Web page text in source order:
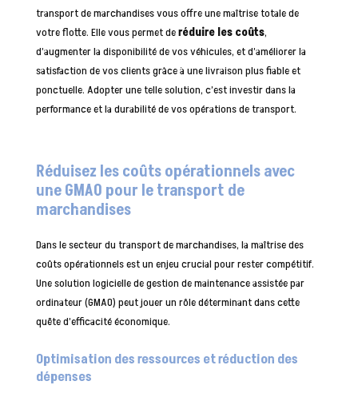
transport de marchandises vous offre une maîtrise totale de
votre flotte. Elle vous permet deréduire les coûts,
d’augmenter la disponibilité de vos véhicules, et d’améliorer la
satisfaction de vos clients grâce à une livraison plus fiable et
ponctuelle. Adopter une telle solution, c’est investir dans la
performance et la durabilité de vos opérations de transport.
Réduisez les coûts opérationnels avec
une GMAO pour le transport de
marchandises
Dans le secteur du transport de marchandises, la maîtrise des
coûts opérationnels est un enjeu crucial pour rester compétitif.
Une solution logicielle de gestion de maintenance assistée par
ordinateur (GMAO) peut jouer un rôle déterminant dans cette
quête d’efficacité économique.
Optimisation des ressources et réduction des
dépenses